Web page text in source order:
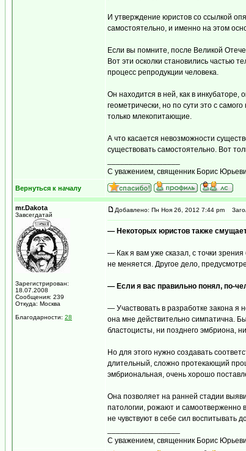
И утверждение юристов со ссылкой
самостоятельно, и именно на этом
Если вы помните, после Великой
Вот эти осколки становились частью
процесс репродукции человека.
Он находится в ней, как в инкубаторе,
геометрически, но по сути это с
только млекопитающие.
А что касается невозможности
существовать самостоятельно. Вот
С уважением, священник Борис
Вернуться к началу
mr.Dakota
Завсегдатай
Зарегистрирован:
18.07.2008
Сообщения: 239
Откуда: Москва
Благодарности: 28
Добавлено: Пн Ноя 26, 2012 7:44 pm
— Некоторых юристов также смущает,
— Как я вам уже сказал, с точки
не меняется. Другое дело,
— Если я вас правильно понял, по-
— Участвовать в разработке закона я
она мне действительно симпатична.
бластоцисты, ни позднего эмбриона,
Но для этого нужно создавать
длительный, сложно протекающий
эмбриональная, очень хорошо
Она позволяет на ранней стадии
патологии, рожают и самоотверженно
не чувствуют в себе сил воспитывать
С уважением, священник Борис